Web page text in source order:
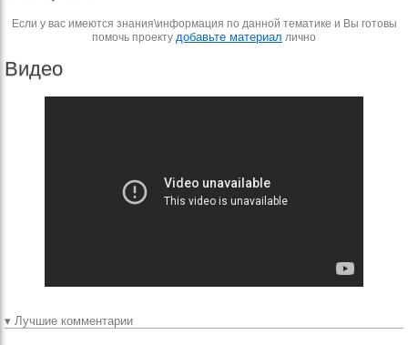
Если у вас имеются знания\информация по данной тематике и Вы готовы
помочь проекту добавьте материал лично
Видео
▾ Лучшие комментарии